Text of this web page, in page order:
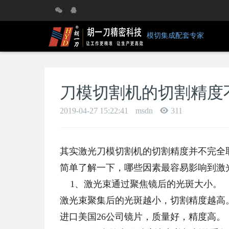
模切集成配套专家
刀模切割机的切割精
2019-04-27 15:22:41 msdn 311
其实激光刀模切割机的切割精度并不完
简单了解一下，哪些因素最容易影响到
1、激光束通过聚焦镜后的光斑大小。
激光束聚集后的光斑越小，切割精度越
进口美国26公司镜片，质量好，精度高。